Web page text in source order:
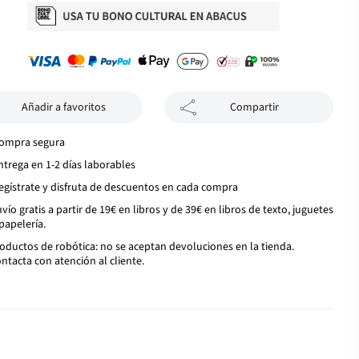
Añadir a favoritos Compartir
segura
en 1-2 días laborables
y disfruta de descuentos en cada compra
gratis a partir de 19€ en libros y de 39€ en libros de texto, juguetes
de robótica: no se aceptan devoluciones en la tienda.
con atención al cliente.